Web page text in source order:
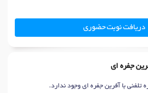
دریافت نوبت حضوری
جفره ای
تلفنی با آفرین جفره ای وجود ندارد.